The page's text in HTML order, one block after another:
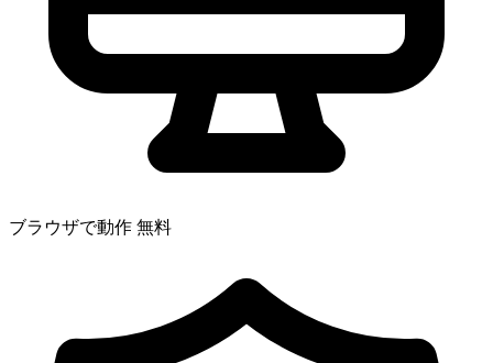
ブラウザで動作 無料